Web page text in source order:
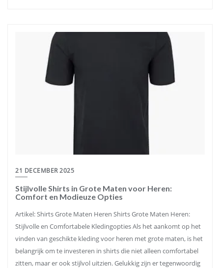
21 DECEMBER 2025
Stijlvolle Shirts in Grote Maten voor Heren:
Comfort en Modieuze Opties
Artikel: Shirts Grote Maten Heren Shirts Grote Maten Heren:
Stijlvolle en Comfortabele Kledingopties Als het aankomt op het
vinden van geschikte kleding voor heren met grote maten, is het
belangrijk om te investeren in shirts die niet alleen comfortabel
zitten, maar er ook stijlvol uitzien. Gelukkig zijn er tegenwoordig